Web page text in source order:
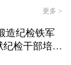
更多 >
造纪检铁军
检干部培训